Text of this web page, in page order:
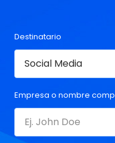
Destinatario
Empresa o nombre